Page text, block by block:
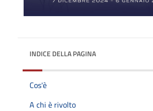
INDICE DELLA PAGINA
Cos'è
A chi è rivolto